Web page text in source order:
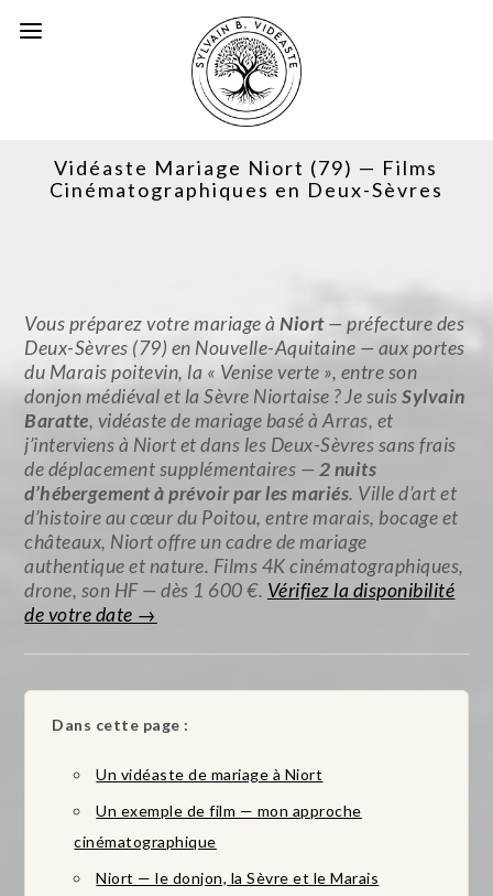
Vidéaste Mariage Niort (79) — Films
Cinématographiques en Deux-Sèvres
Vous préparez votre mariage àNiort— préfecture des
Deux-Sèvres (79) en Nouvelle-Aquitaine — aux portes
du Marais poitevin, la « Venise verte », entre son
donjon médiéval et la Sèvre Niortaise ? Je suisSylvain
Baratte, vidéaste de mariage basé à Arras, et
j’interviens à Niort et dans les Deux-Sèvres sans frais
de déplacement supplémentaires — 2 nuits
d’hébergement à prévoir par les mariés. Ville d’art et
d’histoire au cœur du Poitou, entre marais, bocage et
châteaux, Niort offre un cadre de mariage
authentique et nature. Films 4K cinématographiques,
drone, son HF — dès 1 600 €. Vérifiez la disponibilité
de votre date →
Dans cette page :
Un vidéaste de mariage à Niort
Un exemple de film — mon approche
cinématographique
Niort — le donjon, la Sèvre et le Marais